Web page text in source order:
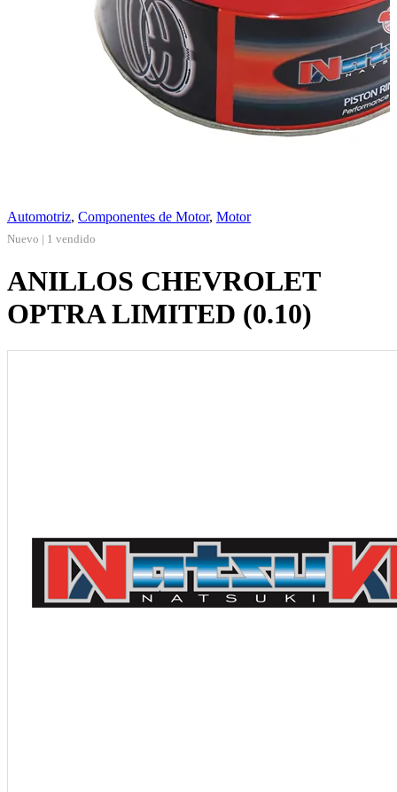
Automotriz, Componentes de Motor, Motor
Nuevo | 1 vendido
ANILLOS CHEVROLET
OPTRA LIMITED (0.10)